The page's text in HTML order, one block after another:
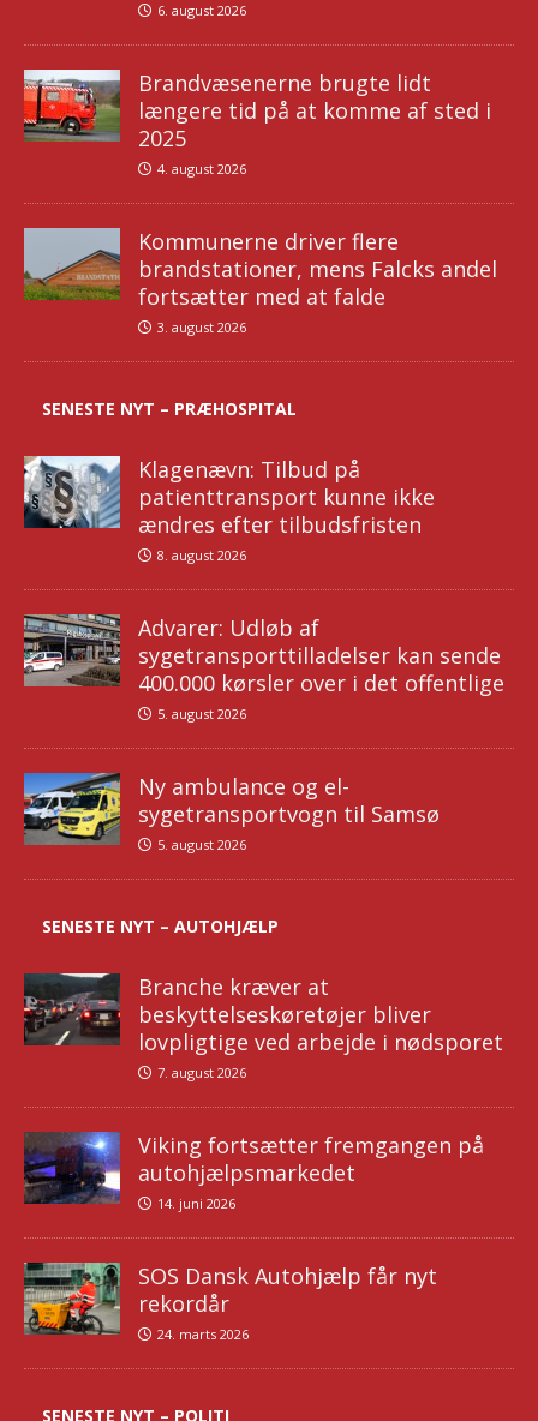
6. august 2026
Brandvæsenerne brugte lidt
længere tid på at komme af sted i
2025
4. august 2026
Kommunerne driver flere
brandstationer, mens Falcks andel
fortsætter med at falde
3. august 2026
SENESTE NYT – PRÆHOSPITAL
Klagenævn: Tilbud på
patienttransport kunne ikke
ændres efter tilbudsfristen
8. august 2026
Advarer: Udløb af
sygetransporttilladelser kan sende
400.000 kørsler over i det offentlige
5. august 2026
Ny ambulance og el-
sygetransportvogn til Samsø
5. august 2026
SENESTE NYT – AUTOHJÆLP
Branche kræver at
beskyttelseskøretøjer bliver
lovpligtige ved arbejde i nødsporet
7. august 2026
Viking fortsætter fremgangen på
autohjælpsmarkedet
14. juni 2026
SOS Dansk Autohjælp får nyt
rekordår
24. marts 2026
SENESTE NYT – POLITI